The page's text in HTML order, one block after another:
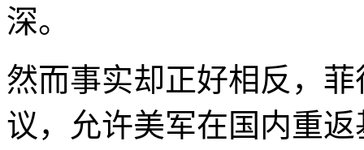
深。
然而事实却正好相反，
议，允许美军在国内重